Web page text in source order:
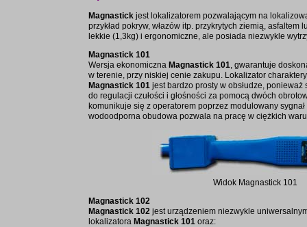
Magnastick jest lokalizatorem pozwalającym na
przykład pokryw, włazów itp. przykrytych ziemią, asfaltem
lekkie (1,3kg) i ergonomiczne, ale posiada niezwykle
Magnastick 101
Wersja ekonomiczna Magnastick 101 , gwarantuje
w terenie, przy niskiej cenie zakupu. Lokalizator
Magnastick 101 jest bardzo prosty w obsłudze, ponieważ
do regulacji czułości i głośności za pomocą dwóch
komunikuje się z operatorem poprzez modulowany
wodoodporna obudowa pozwala na pracę w ciężkich
Widok Magnastick 101
Magnastick 102
Magnastick 102 jest urządzeniem niezwykle
lokalizatora Magnastick 101 oraz: